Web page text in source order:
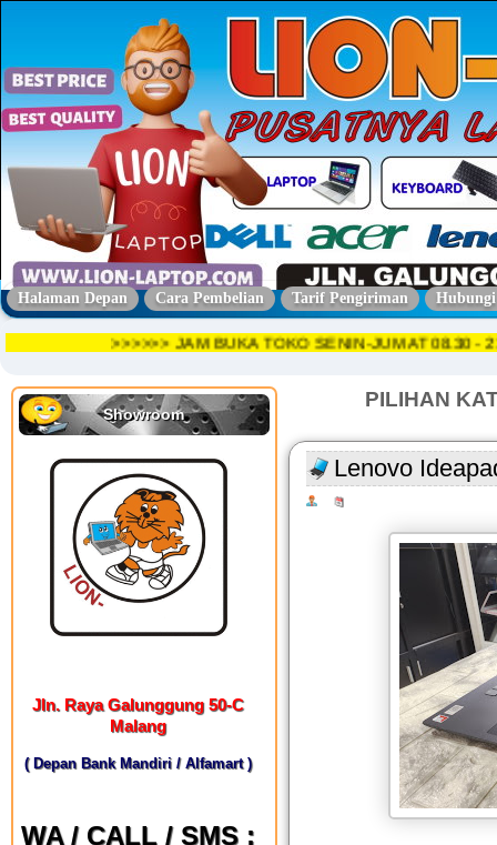
Halaman Depan Cara Pembelian Tarif Pengiriman
>>>>>> JAM BUKA TOKO SENIN-JUMAT
Showroom
Jln. Raya Galunggung 50-C
Malang
( Depan Bank Mandiri / Alfamart )
WA / CALL / SMS :
PILIHAN
Lenovo